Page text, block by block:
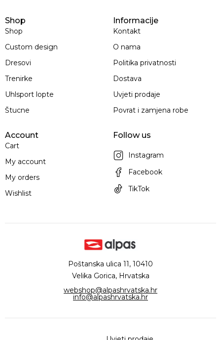
Shop
Shop
Custom design
Dresovi
Trenirke
Uhlsport lopte
Štucne
Informacije
Kontakt
O nama
Politika privatnosti
Dostava
Uvjeti prodaje
Povrat i zamjena robe
Account
Cart
My account
My orders
Wishlist
Follow us
Instagram
Facebook
TikTok
Poštanska ulica 11, 10410
Velika Gorica, Hrvatska
webshop@alpashrvatska.hr
info@alpashrvatska.hr